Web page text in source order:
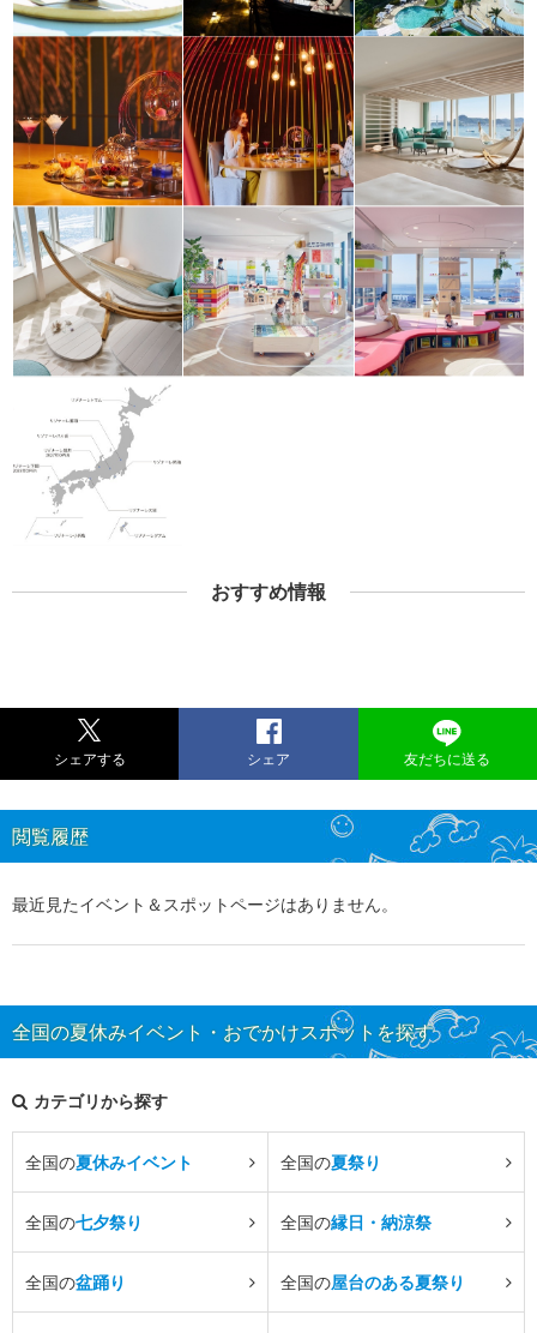
おすすめ情報
シェアする シェア 友だちに送る
閲覧履歴
最近見たイベント＆スポットページはありません。
全国の夏休みイベント・おでかけスポットを探す
カテゴリから探す
全国の夏休みイベント 全国の夏祭り
全国の七夕祭り 全国の縁日・納涼祭
全国の盆踊り 全国の屋台のある夏祭り